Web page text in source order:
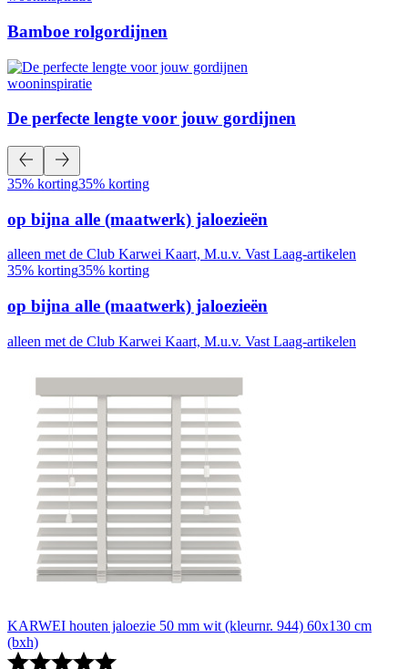
Bamboe rolgordijnen
wooninspiratie
De perfecte lengte voor jouw gordijnen
35% korting35% korting
op bijna alle (maatwerk) jaloezieën
alleen met de Club Karwei Kaart, M.u.v. Vast Laag-artikelen
35% korting35% korting
op bijna alle (maatwerk) jaloezieën
alleen met de Club Karwei Kaart, M.u.v. Vast Laag-artikelen
KARWEI houten jaloezie 50 mm wit (kleurnr. 944) 60x130 cm
(bxh)